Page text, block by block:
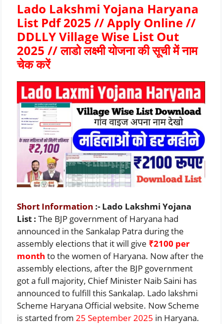
Lado Lakshmi Yojana Haryana
List Pdf 2025 // Apply Online //
DDLLY Village Wise List Out
2025 // लाडो लक्ष्मी योजना की सूची मेंनाम
चेक करें
Short Information :- Lado Lakshmi Yojana
List : The BJP government of Haryana had
announced in the Sankalap Patra during the
assembly elections that it will give ₹2100 per
month to the women of Haryana. Now after the
assembly elections, after the BJP government
got a full majority, Chief Minister Naib Saini has
announced to fulfill this Sankalap. Lado lakshmi
Scheme Haryana Official website. Now Scheme
is started from 25 September 2025 in Haryana.